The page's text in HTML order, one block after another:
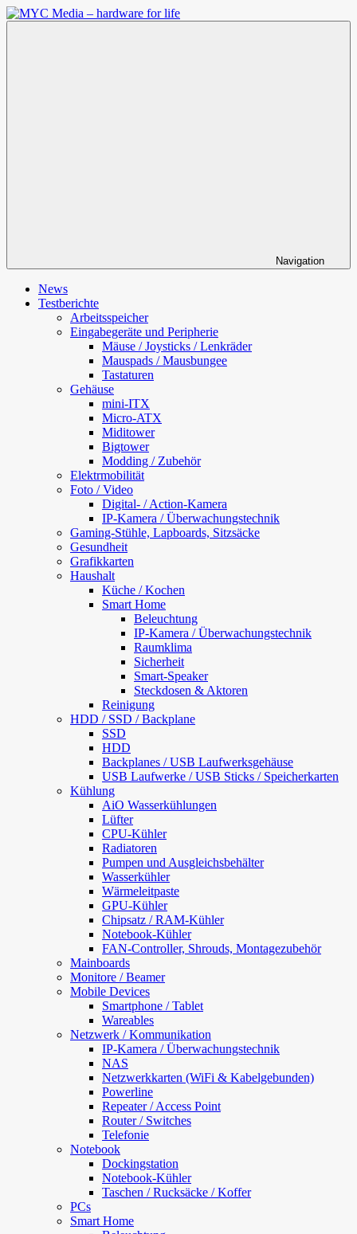
Zum
Inhalt
Navigation
News
Testberichte
Arbeitsspeicher
Eingabegeräte und Peripherie
Mäuse / Joysticks / Lenkräder
Mauspads / Mausbungee
Tastaturen
Gehäuse
mini-ITX
Micro-ATX
Miditower
Bigtower
Modding / Zubehör
Elektrmobilität
Foto / Video
Digital- / Action-Kamera
IP-Kamera / Überwachungstechnik
Gaming-Stühle, Lapboards, Sitzsäcke
Gesundheit
Grafikkarten
Haushalt
Küche / Kochen
Smart Home
Beleuchtung
IP-Kamera / Überwachungstechnik
Raumklima
Sicherheit
Smart-Speaker
Steckdosen & Aktoren
Reinigung
HDD / SSD / Backplane
SSD
HDD
Backplanes / USB Laufwerksgehäuse
USB Laufwerke / USB Sticks / Speicherkarten
Kühlung
AiO Wasserkühlungen
Lüfter
CPU-Kühler
Radiatoren
Pumpen und Ausgleichsbehälter
Wasserkühler
Wärmeleitpaste
GPU-Kühler
Chipsatz / RAM-Kühler
Notebook-Kühler
FAN-Controller, Shrouds, Montagezubehör
Mainboards
Monitore / Beamer
Mobile Devices
Smartphone / Tablet
Wareables
Netzwerk / Kommunikation
IP-Kamera / Überwachungstechnik
NAS
Netzwerkkarten (WiFi & Kabelgebunden)
Powerline
Repeater / Access Point
Router / Switches
Telefonie
Notebook
Dockingstation
Notebook-Kühler
Taschen / Rucksäcke / Koffer
PCs
Smart Home